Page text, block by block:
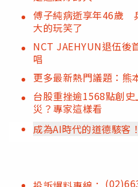
傅子純病逝享年46歲
大的玩笑了
NCT JAEHYUN退伍後
唱
更多最新熱門議題：熊
台股重挫逾1568點創
災？專家這樣看
成為AI時代的道德駭客